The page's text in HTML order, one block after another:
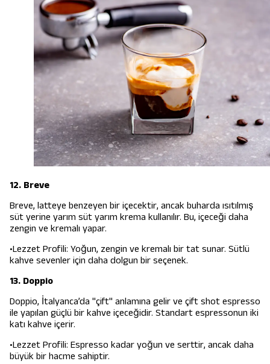
12. Breve
Breve, latteye benzeyen bir içecektir, ancak buharda ısıtılmış
süt yerine yarım süt yarım krema kullanılır. Bu, içeceği daha
zengin ve kremalı yapar.
•Lezzet Profili: Yoğun, zengin ve kremalı bir tat sunar. Sütlü
kahve sevenler için daha dolgun bir seçenek.
13. Doppio
Doppio, İtalyanca’da "çift" anlamına gelir ve çift shot espresso
ile yapılan güçlü bir kahve içeceğidir. Standart espressonun iki
katı kahve içerir.
•Lezzet Profili: Espresso kadar yoğun ve serttir, ancak daha
büyük bir hacme sahiptir.